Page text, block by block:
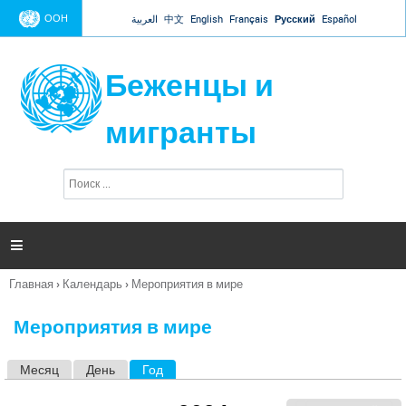
Jump to navigation
ООН العربية 中文 English Français Русский Español
Беженцы и
мигранты
п
и

Вы
Главная › Календарь › Мероприятия в мире
Мероприятия в мире
Месяц День Год